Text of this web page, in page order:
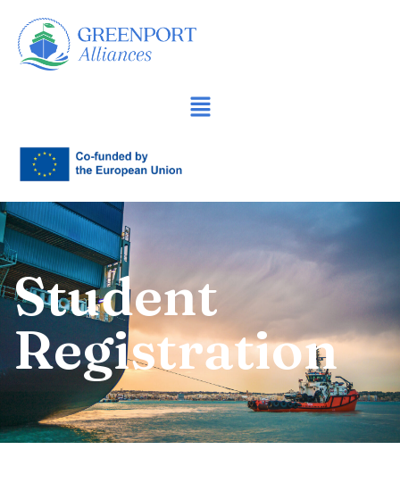
Sari
la
Student
Registration